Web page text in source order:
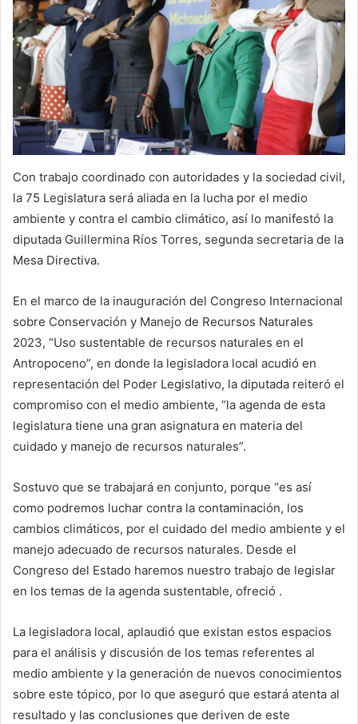
Con trabajo coordinado con autoridades y la sociedad civil,
la 75 Legislatura será aliada en la lucha por el medio
ambiente y contra el cambio climático, así lo manifestó la
diputada Guillermina Ríos Torres, segunda secretaria de la
Mesa Directiva.
En el marco de la inauguración del Congreso Internacional
sobre Conservación y Manejo de Recursos Naturales
2023, “Uso sustentable de recursos naturales en el
Antropoceno”, en donde la legisladora local acudió en
representación del Poder Legislativo, la diputada reiteró el
compromiso con el medio ambiente, “la agenda de esta
legislatura tiene una gran asignatura en materia del
cuidado y manejo de recursos naturales”.
Sostuvo que se trabajará en conjunto, porque “es así
como podremos luchar contra la contaminación, los
cambios climáticos, por el cuidado del medio ambiente y el
manejo adecuado de recursos naturales. Desde el
Congreso del Estado haremos nuestro trabajo de legislar
en los temas de la agenda sustentable, ofreció .
La legisladora local, aplaudió que existan estos espacios
para el análisis y discusión de los temas referentes al
medio ambiente y la generación de nuevos conocimientos
sobre este tópico, por lo que aseguró que estará atenta al
resultado y las conclusiones que deriven de este